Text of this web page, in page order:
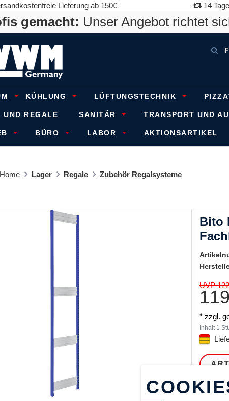
Lieferung ab 150€ 14
gemacht: Unser Angebot richtet
KÜHLUNG LÜFTUNGSTECHNIK
UND REGALE SANITÄR TRANSPORT UND
BÜRO LABOR AKTIONSARTIKEL
Home Lager Regale Zubehör Regalsysteme
Bito
UVP
* zzgl.
Inhalt 1